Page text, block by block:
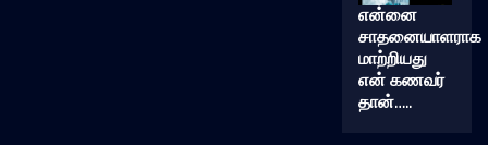
என்னை
சாதனையாளராக
மாற்றியது
என் கணவர்
தான்…..